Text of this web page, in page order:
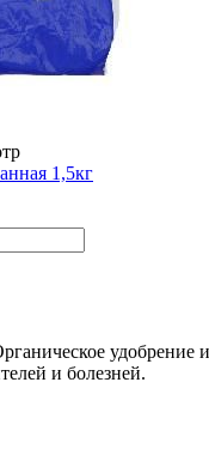
1,5кг
удобрение
и болезней.